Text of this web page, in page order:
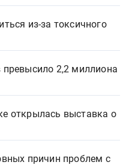
из-за токсичного
превысило 2,2 миллиона
открылась выставка о
причин проблем с